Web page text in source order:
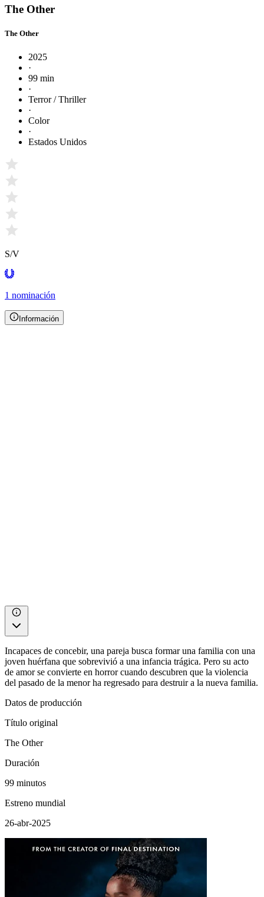
The Other
The Other
2025
·
99 min
·
Terror / Thriller
·
Color
·
Estados Unidos
S/V
1 nominación
Información
Incapaces de concebir, una pareja busca formar una familia con una
joven huérfana que sobrevivió a una infancia trágica. Pero su acto
de amor se convierte en horror cuando descubren que la violencia
del pasado de la menor ha regresado para destruir a la nueva familia.
Datos de producción
Título original
The Other
Duración
99 minutos
Estreno mundial
26-abr-2025